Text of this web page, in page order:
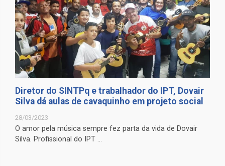
Diretor do SINTPq e trabalhador do IPT, Dovair
Silva dá aulas de cavaquinho em projeto social
28/03/2023
O amor pela música sempre fez parta da vida de Dovair
Silva. Profissional do IPT ...